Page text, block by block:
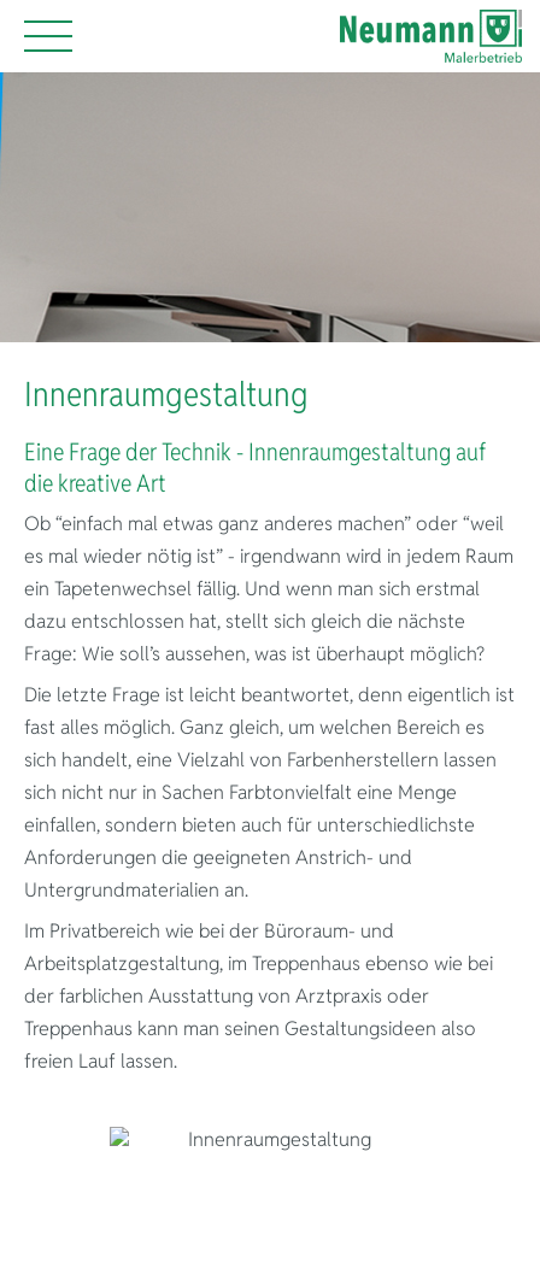
Herzlich
Innenraumgestaltung
Eine Frage der Technik - Innenraumgestaltung auf
die kreative Art
Ob “einfach mal etwas ganz anderes machen” oder “weil
es mal wieder nötig ist” - irgendwann wird in jedem Raum
ein Tapetenwechsel fällig. Und wenn man sich erstmal
dazu entschlossen hat, stellt sich gleich die nächste
Frage: Wie soll’s aussehen, was ist überhaupt möglich?
Die letzte Frage ist leicht beantwortet, denn eigentlich ist
fast alles möglich. Ganz gleich, um welchen Bereich es
sich handelt, eine Vielzahl von Farbenherstellern lassen
sich nicht nur in Sachen Farbtonvielfalt eine Menge
einfallen, sondern bieten auch für unterschiedlichste
Anforderungen die geeigneten Anstrich- und
Untergrundmaterialien an.
Im Privatbereich wie bei der Büroraum- und
Arbeitsplatzgestaltung, im Treppenhaus ebenso wie bei
der farblichen Ausstattung von Arztpraxis oder
Treppenhaus kann man seinen Gestaltungsideen also
freien Lauf lassen.